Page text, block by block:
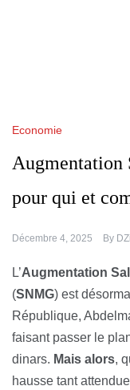
Economie
Augmentation
pour qui et
Décembre 4, 2025 By
L’Augmentation
(SNMG) est
République,
faisant passer le
dinars. Mais alors,
hausse tant